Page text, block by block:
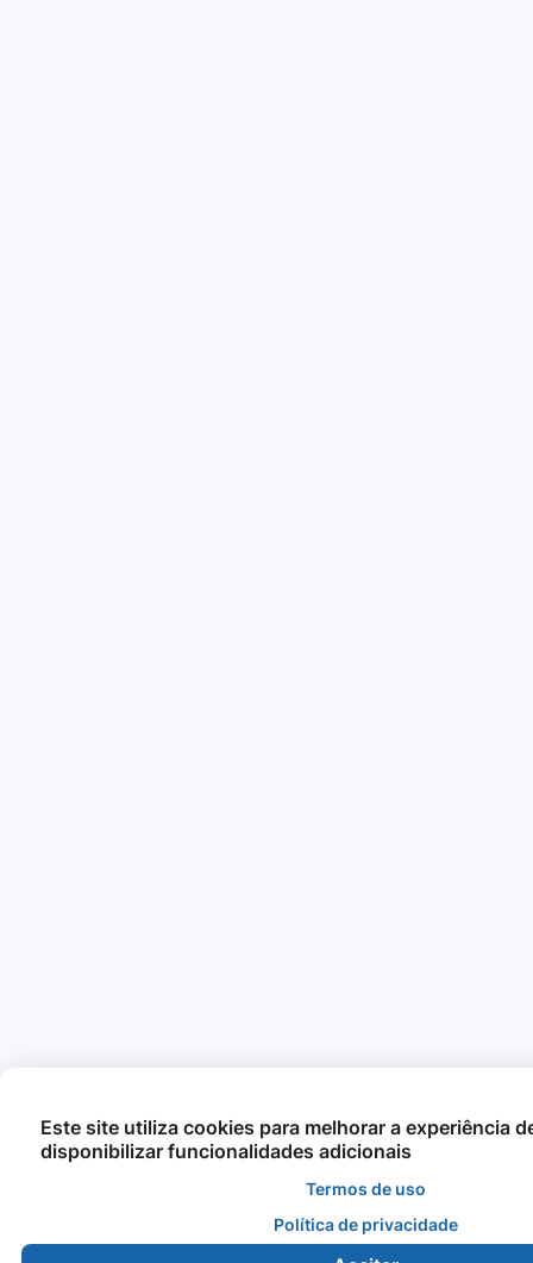
Este site utiliza cookies para melhorar a experiência
disponibilizar funcionalidades adicionais
Termos de uso
Política de privacidade